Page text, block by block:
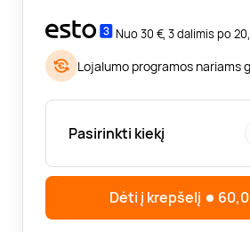
Nuo 30 €, 3 dalimis po
Lojalumo programos nariams
Pasirinkti kiekį
Dėti į krepšelį